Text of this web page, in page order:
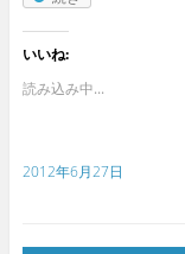
いいね:
読み込み中...
2012年6月27日